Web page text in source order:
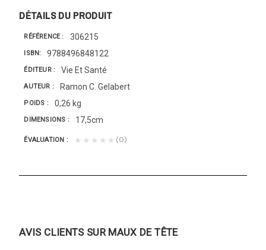
DÉTAILS DU PRODUIT
RÉFÉRENCE 306215
ISBN 9788496848122
ÉDITEUR Vie Et Santé
AUTEUR Ramon C. Gelabert
POIDS 0,26 kg
DIMENSIONS 17,5cm
ÉVALUATION ★★★★★ (0)
AVIS CLIENTS SUR MAUX DE TÊTE